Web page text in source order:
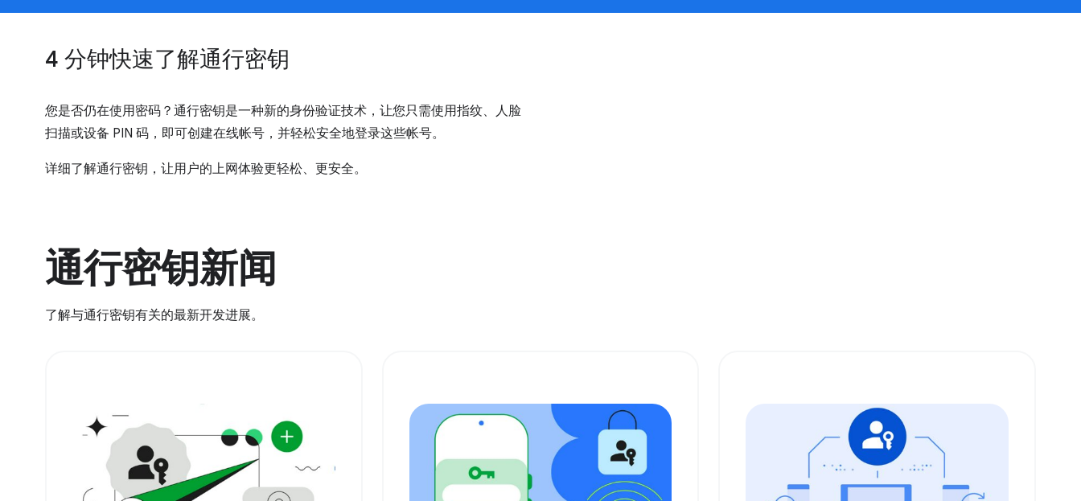
4 分钟快速了解通行密钥
您是否仍在使用密码？通行密钥是一种新的身份验证技术，让您只需使用指纹、人脸
扫描或设备 PIN 码，即可创建在线帐号，并轻松安全地登录这些帐号。
详细了解通行密钥，让用户的上网体验更轻松、更安全。
通行密钥新闻
了解与通行密钥有关的最新开发进展。